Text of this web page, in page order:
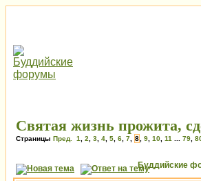
Святая жизнь прожита,
Страницы Пред. 1 2 3 4 5 6 7 8 9 10 11 79
Буддийские